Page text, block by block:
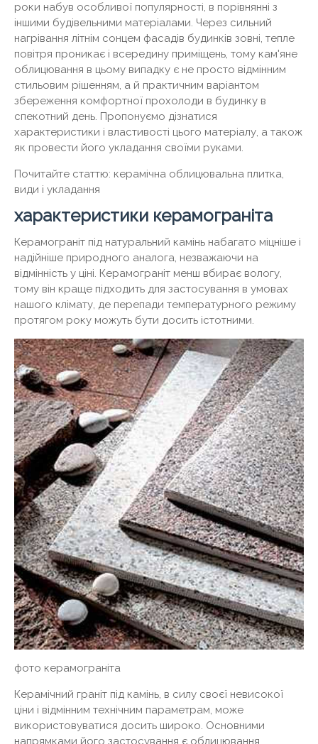
роки набув особливої ​​популярності, в порівнянні з
іншими будівельними матеріалами. Через сильний
нагрівання літнім сонцем фасадів будинків зовні, тепле
повітря проникає і всередину приміщень, тому кам'яне
облицювання в цьому випадку є не просто відмінним
стильовим рішенням, а й практичним варіантом
збереження комфортної прохолоди в будинку в
спекотний день. Пропонуємо дізнатися
характеристики і властивості цього матеріалу, а також
як провести його укладання своїми руками.
Почитайте статтю: керамічна облицювальна плитка,
види і укладання
характеристики керамограніта
Керамограніт під натуральний камінь набагато міцніше і
надійніше природного аналога, незважаючи на
відмінність у ціні. Керамограніт менш вбирає вологу,
тому він краще підходить для застосування в умовах
нашого клімату, де перепади температурного режиму
протягом року можуть бути досить істотними.
фото керамограніта
Керамічний граніт під камінь, в силу своєї невисокої
ціни і відмінним технічним параметрам, може
використовуватися досить широко. Основними
напрямками його застосування є облицювання